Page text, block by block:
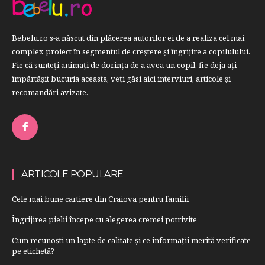
Bebelu.ro s-a născut din plăcerea autorilor ei de a realiza cel mai
complex proiect în segmentul de creştere şi îngrijire a copilulului.
Fie că sunteţi animaţi de dorinţa de a avea un copil, fie deja aţi
împărtăşit bucuria aceasta, veți găsi aici interviuri, articole şi
recomandări avizate.
ARTICOLE POPULARE
Cele mai bune cartiere din Craiova pentru familii
Îngrijirea pielii începe cu alegerea cremei potrivite
Cum recunoști un lapte de calitate și ce informații merită verificate
pe etichetă?